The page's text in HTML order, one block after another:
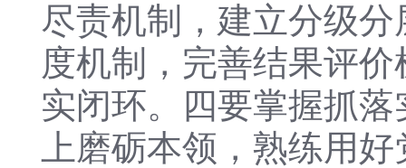
尽责机制，建立分级
度机制，完善结果评
实闭环。四要掌握抓
上磨砺本领，熟练用